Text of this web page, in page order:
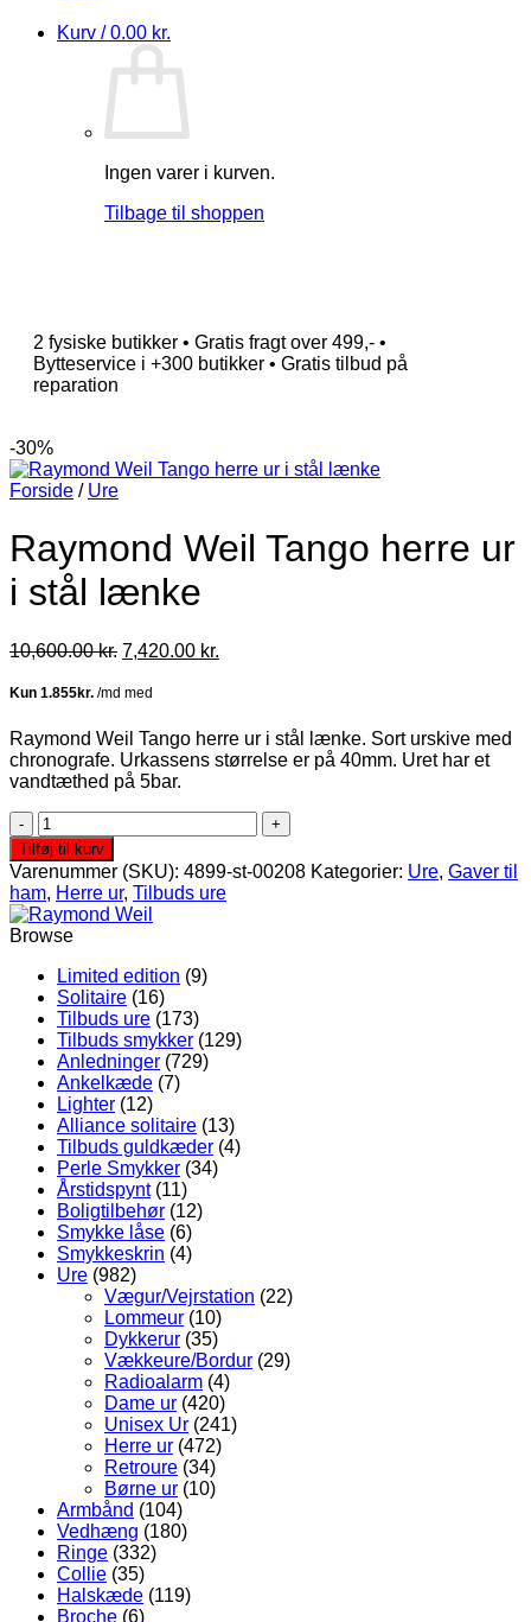
Kurv /0.00 kr.
Ingen varer i kurven.
Tilbage til shoppen
2 fysiske butikker • Gratis fragt over 499,- •
Bytteservice i +300 butikker • Gratis tilbud på
reparation
-30%
Forside / Ure
Raymond Weil Tango herre ur
i stål lænke
10,600.00kr. Den
pris
10,600.00 kr..
7,420.00 kr.
7,420.00 kr..
Raymond Weil Tango herre ur i stål lænke. Sort urskive med
chronografe. Urkassens størrelse er på 40mm. Uret har et
vandtæthed på 5bar.
Raymond
Weil
Tango
herre
ur
i
stål
lænke
antal
Tilføj til kurv
Varenummer (SKU): 4899-st-00208 Kategorier: Ure, Gaver til
ham, Herre ur, Tilbuds ure
Browse
Limited edition (9)
Solitaire (16)
Tilbuds ure (173)
Tilbuds smykker (129)
Anledninger (729)
Ankelkæde (7)
Lighter (12)
Alliance solitaire (13)
Tilbuds guldkæder (4)
Perle Smykker (34)
Årstidspynt (11)
Boligtilbehør (12)
Smykke låse (6)
Smykkeskrin (4)
Ure (982)
Vægur/Vejrstation (22)
Lommeur (10)
Dykkerur (35)
Vækkeure/Bordur (29)
Radioalarm (4)
Dame ur (420)
Unisex Ur (241)
Herre ur (472)
Retroure (34)
Børne ur (10)
Armbånd (104)
Vedhæng (180)
Ringe (332)
Collie (35)
Halskæde (119)
Broche (6)